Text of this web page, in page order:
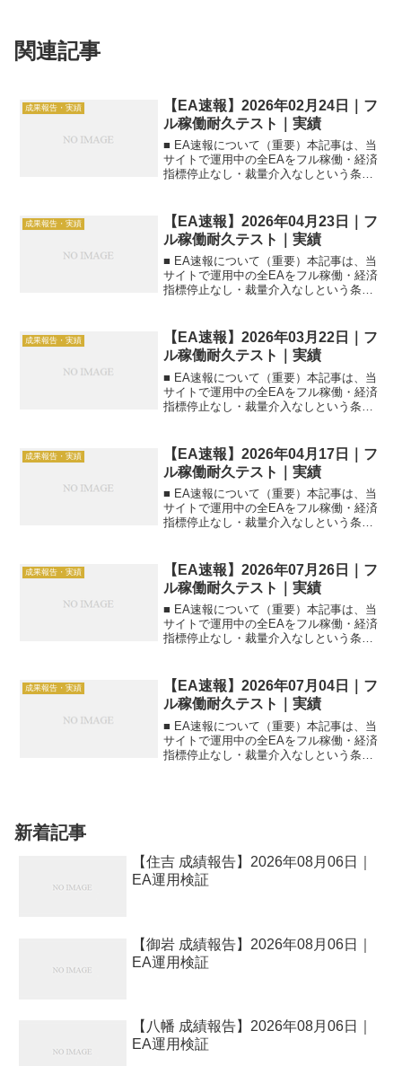
関連記事
成果報告・実績
【EA速報】2026年02月24日｜フ
ル稼働耐久テスト｜実績
■ EA速報について（重要）本記事は、当
サイトで運用中の全EAをフル稼働・経済
指標停止なし・裁量介入なしという条件
間）■ 本日のEA速報一覧（一括）| EA名
|...
成果報告・実績
【EA速報】2026年04月23日｜フ
ル稼働耐久テスト｜実績
■ EA速報について（重要）本記事は、当
サイトで運用中の全EAをフル稼働・経済
指標停止なし・裁量介入なしという条件
間）■ 本日のEA速報一覧（一括）| EA名
|...
成果報告・実績
【EA速報】2026年03月22日｜フ
ル稼働耐久テスト｜実績
■ EA速報について（重要）本記事は、当
サイトで運用中の全EAをフル稼働・経済
指標停止なし・裁量介入なしという条件
間）■ 本日のEA速報一覧（一括）| EA名
|...
成果報告・実績
【EA速報】2026年04月17日｜フ
ル稼働耐久テスト｜実績
■ EA速報について（重要）本記事は、当
サイトで運用中の全EAをフル稼働・経済
指標停止なし・裁量介入なしという条件
間）■ 本日のEA速報一覧（一括）| EA名
|...
成果報告・実績
【EA速報】2026年07月26日｜フ
ル稼働耐久テスト｜実績
■ EA速報について（重要）本記事は、当
サイトで運用中の全EAをフル稼働・経済
指標停止なし・裁量介入なしという条件
間）■ 本日のEA速報一覧（一括）| EA名
|...
成果報告・実績
【EA速報】2026年07月04日｜フ
ル稼働耐久テスト｜実績
■ EA速報について（重要）本記事は、当
サイトで運用中の全EAをフル稼働・経済
指標停止なし・裁量介入なしという条件
新着記事
【住吉 成績報告】2026年08月06日｜
EA運用検証
【御岩 成績報告】2026年08月06日｜
EA運用検証
【八幡 成績報告】2026年08月06日｜
EA運用検証